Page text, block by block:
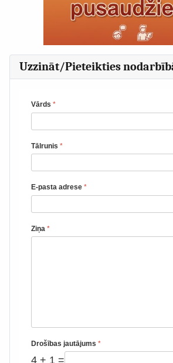
Uzzināt/Pieteikties
Vārds *
Tālrunis *
E-pasta adrese *
Ziņa *
Drošības jautājums *
4 + 1 =